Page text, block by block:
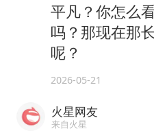
平凡？你怎么
吗？那现在那
呢？
2026-05-21
火星网友
来自火星